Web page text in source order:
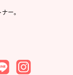
ー。